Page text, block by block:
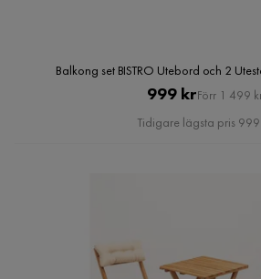
Balkong set BISTRO Utebord och 2
Pris
999 kr Original
Pris
Förr 1 499
Tidigare lägsta pris